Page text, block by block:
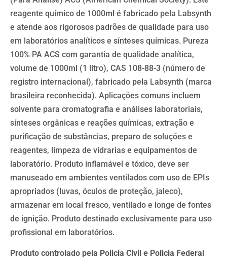
reagente químico de 1000ml é fabricado pela Labsynth
e atende aos rigorosos padrões de qualidade para uso
em laboratórios analíticos e sínteses químicas. Pureza
100% PA ACS com garantia de qualidade analítica,
volume de 1000ml (1 litro), CAS 108-88-3 (número de
registro internacional), fabricado pela Labsynth (marca
brasileira reconhecida). Aplicações comuns incluem
solvente para cromatografia e análises laboratoriais,
sínteses orgânicas e reações químicas, extração e
purificação de substâncias, preparo de soluções e
reagentes, limpeza de vidrarias e equipamentos de
laboratório. Produto inflamável e tóxico, deve ser
manuseado em ambientes ventilados com uso de EPIs
apropriados (luvas, óculos de proteção, jaleco),
armazenar em local fresco, ventilado e longe de fontes
de ignição. Produto destinado exclusivamente para uso
profissional em laboratórios.
Produto controlado pela Policia Civil e Policia Federal